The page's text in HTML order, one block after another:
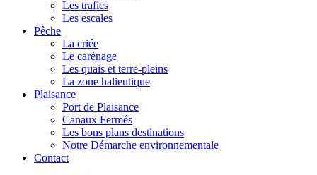
Les trafics
Les escales
Pêche
La criée
Le carénage
Les quais et terre-pleins
La zone halieutique
Plaisance
Port de Plaisance
Canaux Fermés
Les bons plans destinations
Notre Démarche environnementale
Contact